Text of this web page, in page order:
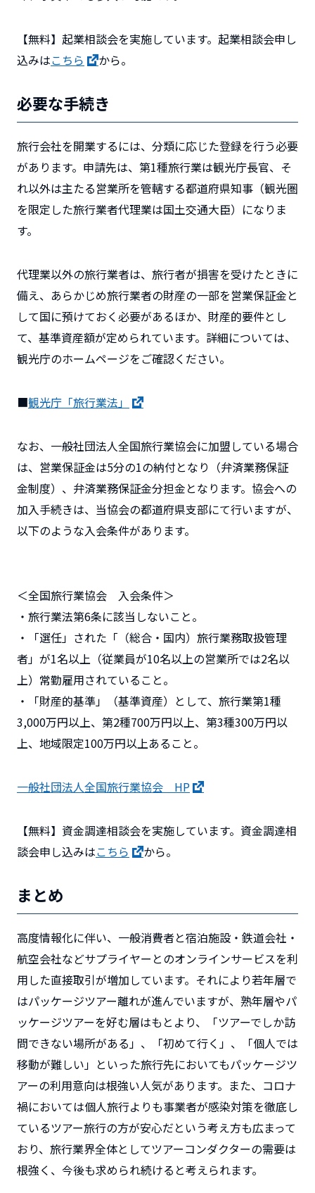
【無料】起業相談会を実施しています。起業相談会申し
込みはこちら から。
必要な手続き
旅行会社を開業するには、分類に応じた登録を行う必要
があります。申請先は、第1種旅行業は観光庁長官、そ
れ以外は主たる営業所を管轄する都道府県知事（観光圏
を限定した旅行業者代理業は国土交通大臣）になりま
す。
代理業以外の旅行業者は、旅行者が損害を受けたときに
備え、あらかじめ旅行業者の財産の一部を営業保証金と
して国に預けておく必要があるほか、財産的要件とし
て、基準資産額が定められています。詳細については、
観光庁のホームページをご確認ください。
■観光庁「旅行業法」
なお、一般社団法人全国旅行業協会に加盟している場合
は、営業保証金は5分の1の納付となり（弁済業務保証
金制度）、弁済業務保証金分担金となります。協会への
加入手続きは、当協会の都道府県支部にて行いますが、
以下のような入会条件があります。
＜全国旅行業協会 入会条件＞
・旅行業法第6条に該当しないこと。
・「選任」された「（総合・国内）旅行業務取扱管理
者」が1名以上（従業員が10名以上の営業所では2名以
上）常勤雇用されていること。
・「財産的基準」（基準資産）として、旅行業第1種
3,000万円以上、第2種700万円以上、第3種300万円以
上、地域限定100万円以上あること。
一般社団法人全国旅行業協会 HP
【無料】資金調達相談会を実施しています。資金調達相
談会申し込みはこちら から。
まとめ
高度情報化に伴い、一般消費者と宿泊施設・鉄道会社・
航空会社などサプライヤーとのオンラインサービスを利
用した直接取引が増加しています。それにより若年層で
はパッケージツアー離れが進んでいますが、熟年層やパ
ッケージツアーを好む層はもとより、「ツアーでしか訪
問できない場所がある」、「初めて行く」、「個人では
移動が難しい」といった旅行先においてもパッケージツ
アーの利用意向は根強い人気があります。また、コロナ
禍においては個人旅行よりも事業者が感染対策を徹底し
ているツアー旅行の方が安心だという考え方も広まって
おり、旅行業界全体としてツアーコンダクターの需要は
根強く、今後も求められ続けると考えられます。